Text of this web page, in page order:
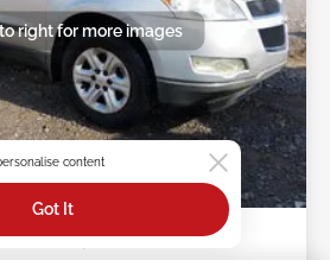
right for more images
Traverse 3.6L
content
Got It